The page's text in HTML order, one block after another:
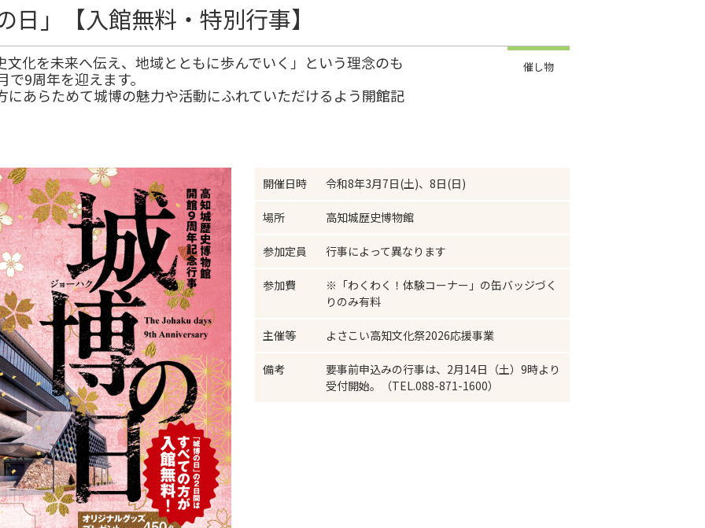
日」【入館無料・特別行事】
化を未来へ伝え、地域とともに歩んでいく」という理念のも
9周年を迎えます。
あらためて城博の魅力や活動にふれていただけるよう開館記
催し物
開催日時 令和8年3月7日(土)、8日(日)
場所 高知城歴史博物館
参加定員 行事によって異なります
参加費
※「わくわく！体験コーナー」の缶バッジづく
りのみ有料
主催等 よさこい高知文化祭2026応援事業
備考
要事前申込みの行事は、2月14日（土）9時より
受付開始。（TEL.088-871-1600）